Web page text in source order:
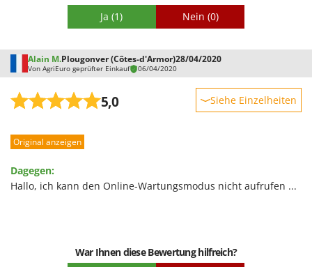
Tornado
Tre Spade
Trev - Abrek - TecnoVIR
Trotec
Troy-Bilt
Udor
Unger
V
Verdemax
Ja (1) Nein (0)
Alain M.Plougonver (Côtes-d'Armor)28/04/2020
Von AgriEuro geprüfter Einkauf 06/04/2020
5,0 Siehe Einzelheiten
Leistung
Qualität / Preis
Original anzeigen
Dagegen:
Hallo, ich kann den Online-Wartungsmodus nicht aufrufen ...
War Ihnen diese Bewertung hilfreich?